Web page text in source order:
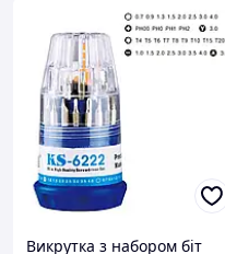
Викрутка з набором біт